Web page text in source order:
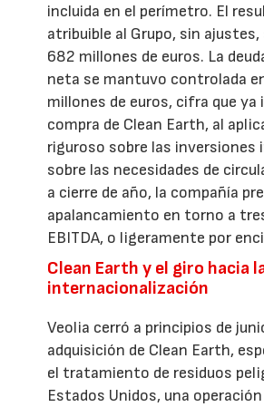
incluida en el perímetro. El
atribuible al Grupo, sin
682 millones de euros. La
neta se mantuvo controlada
millones de euros, cifra que ya
compra de Clean Earth, al
riguroso sobre las inversiones
sobre las necesidades de
a cierre de año, la compañía
apalancamiento en torno a
EBITDA, o ligeramente por
Clean Earth y el giro hacia
internacionalización
Veolia cerró a principios de
adquisición de Clean Earth,
el tratamiento de residuos
Estados Unidos, una